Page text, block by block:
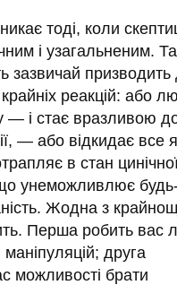
тоді, коли
і узагальненим.
зазвичай призводить
крайніх реакцій: або
— і стає вразливою
— або відкидає все
в стан
унеможливлює
Жодна з
Перша робить вас
друга
можливості брати